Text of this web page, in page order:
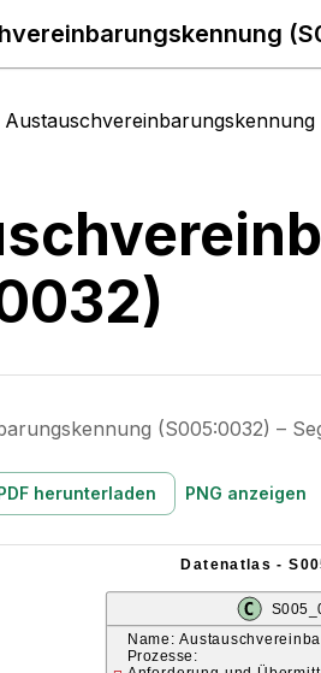
Austauschvereinbarungskennung
(S005:0032) –
herunterladen PNG anzeigen